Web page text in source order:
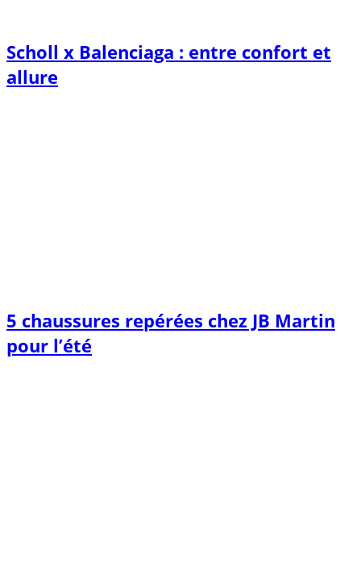
Scholl x Balenciaga : entre confort et
allure
5 chaussures repérées chez JB Martin
pour l’été